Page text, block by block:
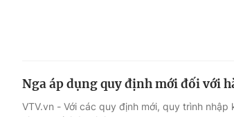
Nga áp dụng quy định mới đối với
VTV.vn - Với các quy định mới, quy trình